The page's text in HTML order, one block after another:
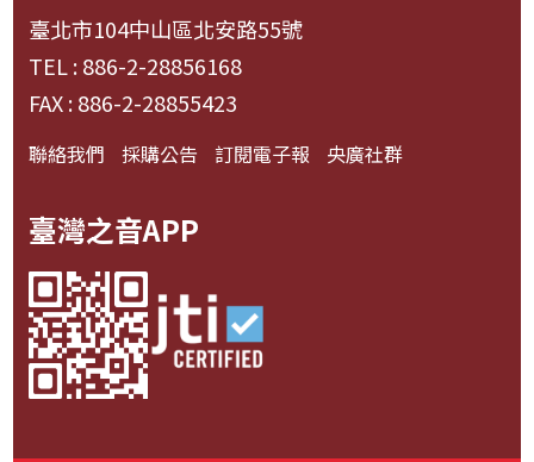
臺北市104中山區北安路55號
TEL : 886-2-28856168
FAX : 886-2-28855423
聯絡我們 採購公告 訂閱電子報 央廣社群
臺灣之音APP